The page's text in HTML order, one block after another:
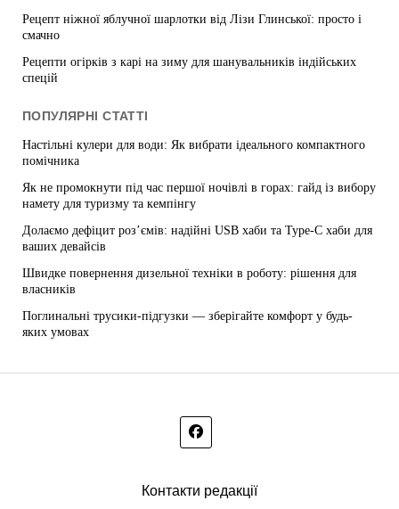
Рецепт ніжної яблучної шарлотки від Лізи Глинської: просто і
смачно
Рецепти огірків з карі на зиму для шанувальників індійських
спецій
ПОПУЛЯРНІ СТАТТІ
Настільні кулери для води: Як вибрати ідеального компактного
помічника
Як не промокнути під час першої ночівлі в горах: гайд із вибору
намету для туризму та кемпінгу
Долаємо дефіцит роз’ємів: надійні USB хаби та Type-C хаби для
ваших девайсів
Швидке повернення дизельної техніки в роботу: рішення для
власників
Поглинальні трусики-підгузки — зберігайте комфорт у будь-
яких умовах
Контакти редакції